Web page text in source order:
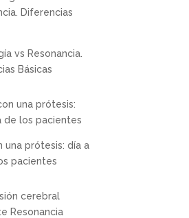
vs Resonancia.
Básicas
una prótesis: día a
pacientes